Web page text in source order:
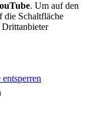
. Um auf den
die Schaltfläche
Drittanbieter